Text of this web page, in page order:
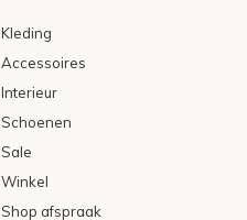
Kleding
Accessoires
Interieur
Schoenen
Sale
Winkel
Shop afspraak